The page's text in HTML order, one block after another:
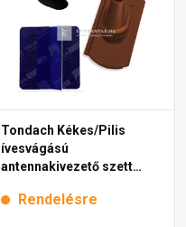
Tondach Kékes/Pilis
ívesvágású
antennakivezető szett
Rendelésre